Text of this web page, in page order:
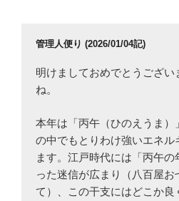
管理人便り (2026/01/04記)
明けましておめでとうござい
ね。
本年は「丙午（ひのえうま）
の中でもとりわけ強いエネ
ます。江戸時代には「丙午
った迷信が広まり（八百屋お
て）、この干支にはどこか良